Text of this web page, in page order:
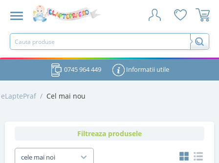
0745 964 449 Informatii utile
eLaptePraf / Cel mai nou
Filtreaza produsele
cele mai noi